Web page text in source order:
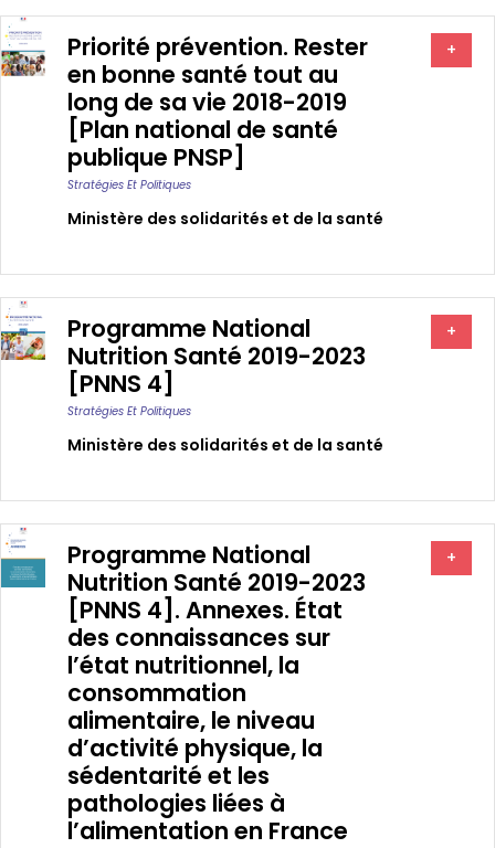
Priorité prévention. Rester
en bonne santé tout au
long de sa vie 2018-2019
[Plan national de santé
publique PNSP]
Stratégies Et Politiques
Ministère des solidarités et de la santé
+
Programme National
Nutrition Santé 2019-2023
[PNNS 4]
Stratégies Et Politiques
Ministère des solidarités et de la santé
+
Programme National
Nutrition Santé 2019-2023
[PNNS 4]. Annexes. État
des connaissances sur
l’état nutritionnel, la
consommation
alimentaire, le niveau
d’activité physique, la
sédentarité et les
pathologies liées à
l’alimentation en France
+